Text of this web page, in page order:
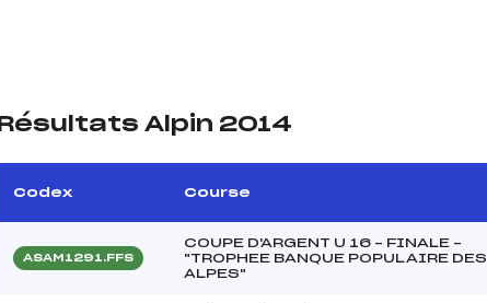
Résultats Alpin 2014
Codex Course
ASAM1291.FFS
COUPE D'ARGENT U 16 – FINALE –
"TROPHEE BANQUE POPULAIRE DES
ALPES"